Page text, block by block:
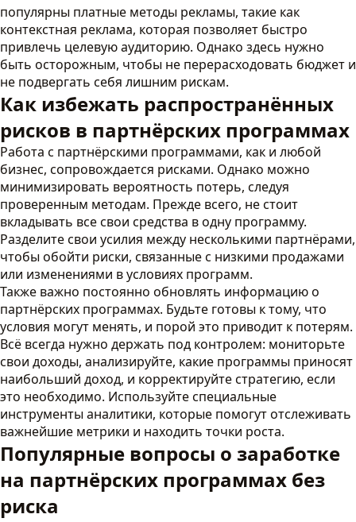
популярны платные методы рекламы, такие как
контекстная реклама, которая позволяет быстро
привлечь целевую аудиторию. Однако здесь нужно
быть осторожным, чтобы не перерасходовать бюджет и
не подвергать себя лишним рискам.
Как избежать распространённых
рисков в партнёрских программах
Работа с партнёрскими программами, как и любой
бизнес, сопровождается рисками. Однако можно
минимизировать вероятность потерь, следуя
проверенным методам. Прежде всего, не стоит
вкладывать все свои средства в одну программу.
Разделите свои усилия между несколькими партнёрами,
чтобы обойти риски, связанные с низкими продажами
или изменениями в условиях программ.
Также важно постоянно обновлять информацию о
партнёрских программах. Будьте готовы к тому, что
условия могут менять, и порой это приводит к потерям.
Всё всегда нужно держать под контролем: мониторьте
свои доходы, анализируйте, какие программы приносят
наибольший доход, и корректируйте стратегию, если
это необходимо. Используйте специальные
инструменты аналитики, которые помогут отслеживать
важнейшие метрики и находить точки роста.
Популярные вопросы о заработке
на партнёрских программах без
риска